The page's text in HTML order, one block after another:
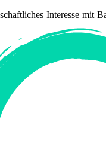
Interesse mit